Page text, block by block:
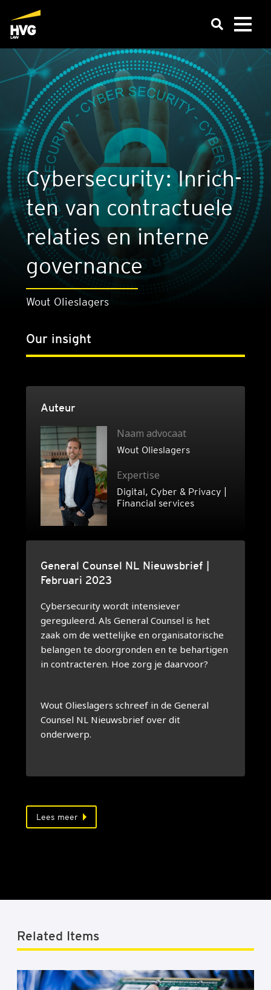
Cyber­se­cu­ri­ty: Inrich­
ten van con­trac­tu­e­le
rela­ties en inter­ne
gover­nan­ce
Wout Olieslagers
Our insight
Auteur
Naam advocaat
Wout Olieslagers
Expertise
Digital, Cyber & Privacy |
Financial services
General Counsel NL Nieuwsbrief |
Februari 2023
Cybersecurity wordt intensiever
gereguleerd. Als General Counsel is het
zaak om de wettelijke en organisatorische
belangen te doorgronden en te behartigen
in contracteren. Hoe zorg je daarvoor?
Wout Olieslagers schreef in de General
Counsel NL Nieuwsbrief over dit
onderwerp.
Lees meer
Related Items